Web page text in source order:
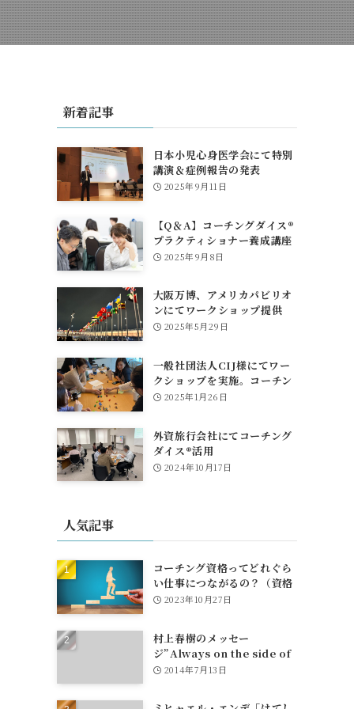
新着記事
日本小児心身医学会にて特別
講演＆症例報告の発表
2025年9月11日
【Q＆A】コーチングダイス®
プラクティショナー養成講座
について
2025年9月8日
大阪万博、アメリカパビリオ
ンにてワークショップ提供
2025年5月29日
一般社団法人CIJ様にてワー
クショップを実施。コーチン
グダイスも活躍！
2025年1月26日
外資旅行会社にてコーチング
ダイス®活用
2024年10月17日
人気記事
コーチング資格ってどれぐら
い仕事につながるの？（資格
とお金、団体への所属や仕事
2023年10月27日
村上春樹のメッセー
ジ”Always on the side of
egg"
2014年7月13日